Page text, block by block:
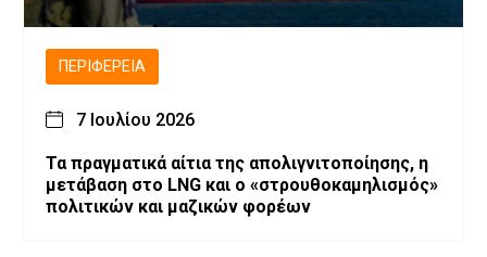
ΠΕΡΙΦΈΡΕΙΑ
7 Ιουλίου 2026
Τα πραγματικά αίτια της απολιγνιτοποίησης, η
μετάβαση στο LNG και ο «στρουθοκαμηλισμός»
πολιτικών και μαζικών φορέων